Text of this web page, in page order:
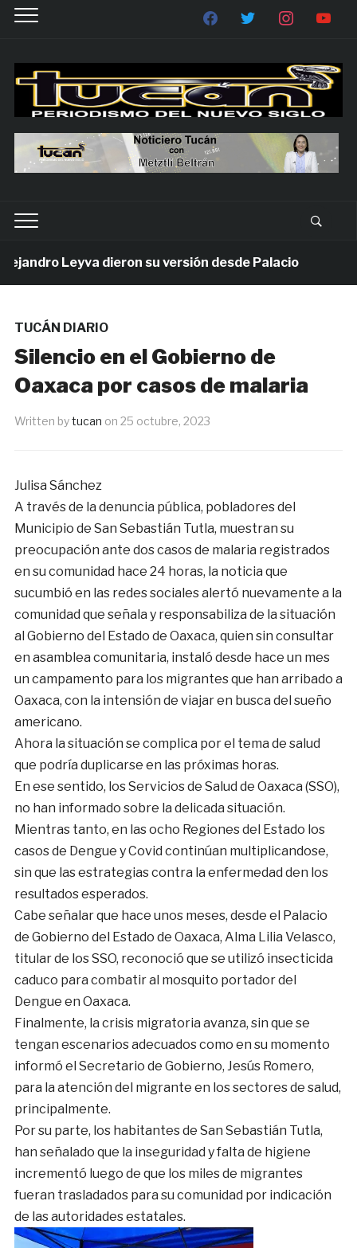
Leyva dieron su versión desde Palacio
TUCÁN DIARIO
Silencio en el Gobierno de
Oaxaca por casos de malaria
Written bytucan on 25 octubre, 2023
Julisa Sánchez
A través de la denuncia pública, pobladores del
Municipio de San Sebastián Tutla, muestran su
preocupación ante dos casos de malaria registrados
en su comunidad hace 24 horas, la noticia que
sucumbió en las redes sociales alertó nuevamente a la
comunidad que señala y responsabiliza de la situación
al Gobierno del Estado de Oaxaca, quien sin consultar
en asamblea comunitaria, instaló desde hace un mes
un campamento para los migrantes que han arribado a
Oaxaca, con la intensión de viajar en busca del sueño
americano.
Ahora la situación se complica por el tema de salud
que podría duplicarse en las próximas horas.
En ese sentido, los Servicios de Salud de Oaxaca (SSO),
no han informado sobre la delicada situación.
Mientras tanto, en las ocho Regiones del Estado los
casos de Dengue y Covid continúan multiplicandose,
sin que las estrategias contra la enfermedad den los
resultados esperados.
Cabe señalar que hace unos meses, desde el Palacio
de Gobierno del Estado de Oaxaca, Alma Lilia Velasco,
titular de los SSO, reconoció que se utilizó insecticida
caduco para combatir al mosquito portador del
Dengue en Oaxaca.
Finalmente, la crisis migratoria avanza, sin que se
tengan escenarios adecuados como en su momento
informó el Secretario de Gobierno, Jesús Romero,
para la atención del migrante en los sectores de salud,
principalmente.
Por su parte, los habitantes de San Sebastián Tutla,
han señalado que la inseguridad y falta de higiene
incrementó luego de que los miles de migrantes
fueran trasladados para su comunidad por indicación
de las autoridades estatales.